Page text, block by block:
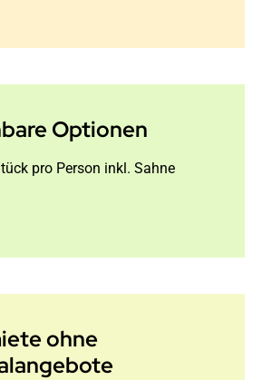
Optionen
pro Person inkl. Sahne
ohne